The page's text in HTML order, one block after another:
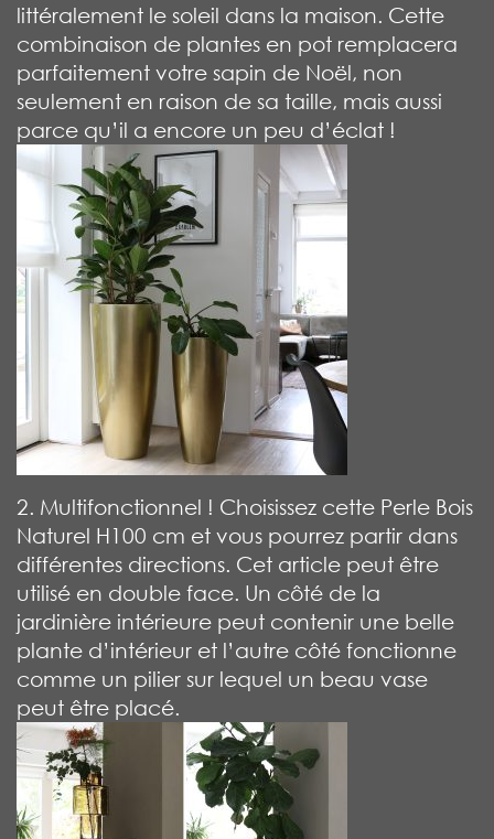
littéralement le soleil dans la maison. Cette
combinaison de plantes en pot remplacera
parfaitement votre sapin de Noël, non
seulement en raison de sa taille, mais aussi
parce qu’il a encore un peu d’éclat !
2. Multifonctionnel ! Choisissez cette Perle Bois
Naturel H100 cm et vous pourrez partir dans
différentes directions. Cet article peut être
utilisé en double face. Un côté de la
jardinière intérieure peut contenir une belle
plante d’intérieur et l’autre côté fonctionne
comme un pilier sur lequel un beau vase
peut être placé.